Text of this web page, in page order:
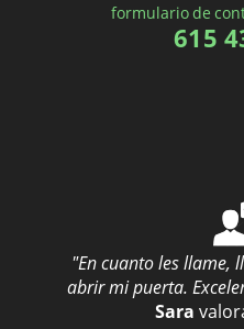
formulario de
615
"En cuanto les llame,
abrir mi puerta.
Sara